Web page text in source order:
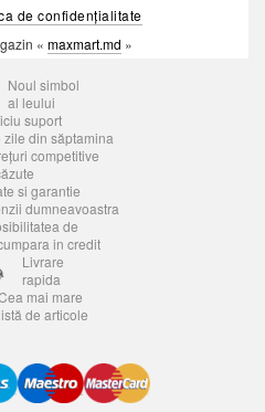
de confidențialitate
« maxmart.md »
Noul simbol
al leului
suport
zile din săptamina
competitive
si garantie
dumneavoastra
de
in credit
Livrare
rapida
mai mare
listă de articole